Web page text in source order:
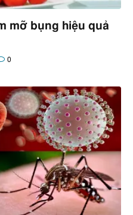
mỡ bụng hiệu quả
0